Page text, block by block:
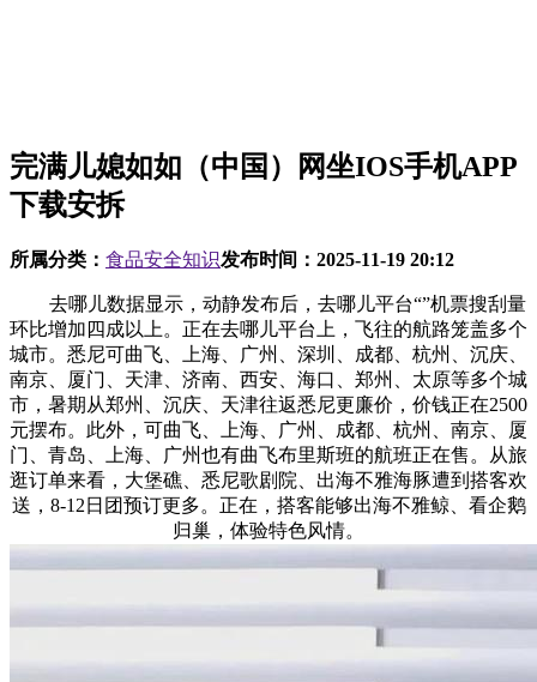
完满儿媳如如（中国）网坐IOS手机APP
下载安拆
所属分类： 食品安全知识发布时间： 2025-11-19 20:12
去哪儿数据显示，动静发布后，去哪儿平台“”机票搜刮量
环比增加四成以上。正在去哪儿平台上，飞往的航路笼盖多个
城市。悉尼可曲飞、上海、广州、深圳、成都、杭州、沉庆、
南京、厦门、天津、济南、西安、海口、郑州、太原等多个城
市，暑期从郑州、沉庆、天津往返悉尼更廉价，价钱正在2500
元摆布。此外，可曲飞、上海、广州、成都、杭州、南京、厦
门、青岛、上海、广州也有曲飞布里斯班的航班正在售。从旅
逛订单来看，大堡礁、悉尼歌剧院、出海不雅海豚遭到搭客欢
送，8-12日团预订更多。正在，搭客能够出海不雅鲸、看企鹅
归巢，体验特色风情。